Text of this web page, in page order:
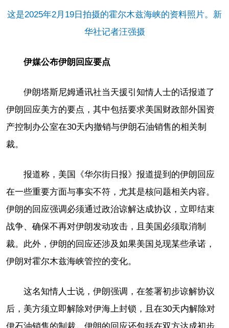
这是2025年2月19日拍摄的霍尔木兹海峡的资料照片。新
华社记者汪强摄
伊媒公布伊朗回应要点
伊朗塔斯尼姆通讯社当天援引知情人士的话报道了
伊朗回应美方的要点，其中包括要求美国财政部外国资
产控制办公室在30天内撤销与伊朗石油销售的相关制
裁。
报道称，美国《华尔街日报》报道提到的伊朗回应
在一些重要方面与事实不符，尤其是核问题相关内容。
伊朗的回应强调必须通过政治谅解达成协议，立即结束
战争、确保不再对伊朗发动攻击，且美国必须取消制
裁。此外，伊朗的回应还涉及如果美国兑现某些承诺，
伊朗对霍尔木兹海峡管控的变化。
这名知情人士说，伊朗强调，在签署初步谅解协议
后，美方须立即解除对伊海上封锁，且在30天内解除对